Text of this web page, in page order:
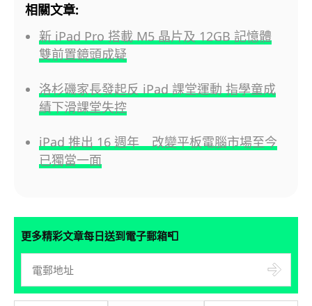
相關文章:
新 iPad Pro 搭載 M5 晶片及 12GB 記憶體
雙前置鏡頭成疑
洛杉磯家長發起反 iPad 課堂運動 指學童成
績下滑課堂失控
iPad 推出 16 週年 改變平板電腦市場至今
已獨當一面
更多精彩文章每日送到電子郵箱📮